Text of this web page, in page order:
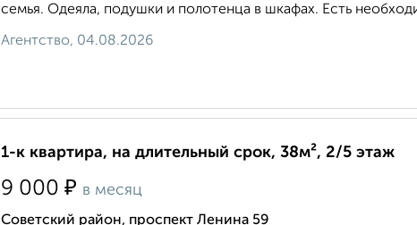
семья. Одеяла, подушки и полотенца в шкафах. Есть
Агентство, 04.08.2026
1-к квартира, на длительный срок, 38м², 2/5 этаж
9 000 ₽ в месяц
Советский район, проспект Ленина 59